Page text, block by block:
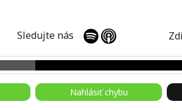
Sledujte nás
Nahlásiť chybu